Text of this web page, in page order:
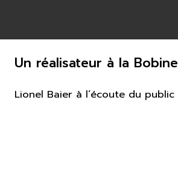
Un réalisateur à la Bobine
Lionel Baier à l’écoute du public